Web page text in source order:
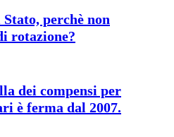
perchè non
rotazione?
dei compensi per
è ferma dal 2007.